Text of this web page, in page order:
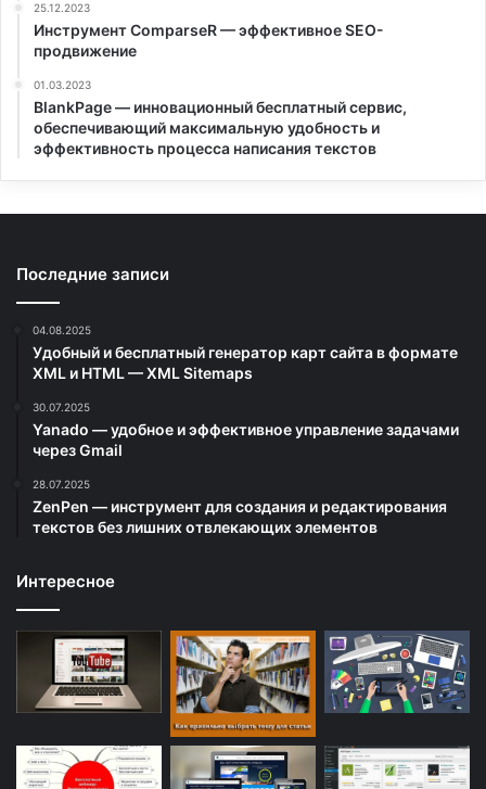
25.12.2023
Инструмент ComparseR — эффективное SEO-
продвижение
01.03.2023
BlankPage — инновационный бесплатный сервис,
обеспечивающий максимальную удобность и
эффективность процесса написания текстов
Последние записи
04.08.2025
Удобный и бесплатный генератор карт сайта в формате
XML и HTML — XML Sitemaps
30.07.2025
Yanado — удобное и эффективное управление задачами
через Gmail
28.07.2025
ZenPen — инструмент для создания и редактирования
текстов без лишних отвлекающих элементов
Интересное